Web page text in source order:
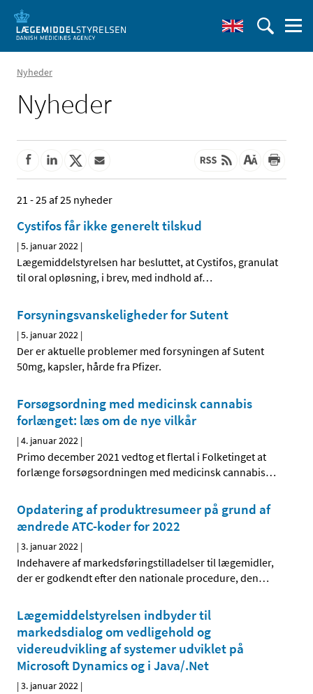
Nyheder
Nyheder
21 - 25 af 25 nyheder
Cystifos får ikke generelt tilskud
|5. januar 2022 |
Lægemiddelstyrelsen har besluttet, at Cystifos, granulat
til oral opløsning, i brev, med indhold af…
Forsyningsvanskeligheder for Sutent
|5. januar 2022 |
Der er aktuelle problemer med forsyningen af Sutent
50mg, kapsler, hårde fra Pfizer.
Forsøgsordning med medicinsk cannabis
forlænget: læs om de nye vilkår
|4. januar 2022 |
Primo december 2021 vedtog et flertal i Folketinget at
forlænge forsøgsordningen med medicinsk cannabis…
Opdatering af produktresumeer på grund af
ændrede ATC-koder for 2022
|3. januar 2022 |
Indehavere af markedsføringstilladelser til lægemidler,
der er godkendt efter den nationale procedure, den…
Lægemiddelstyrelsen indbyder til
markedsdialog om vedligehold og
videreudvikling af systemer udviklet på
Microsoft Dynamics og i Java/.Net
|3. januar 2022 |